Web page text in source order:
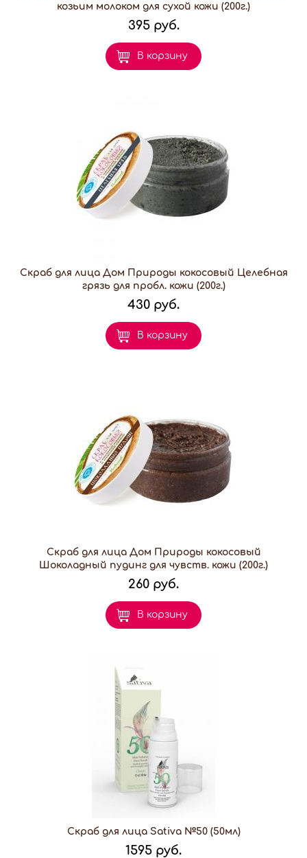
козьим молоком для сухой кожи (200г.)
395 руб.
В корзину
Скраб для лица Дом Природы кокосовый Целебная
грязь для пробл. кожи (200г.)
430 руб.
В корзину
Скраб для лица Дом Природы кокосовый
Шоколадный пудинг для чувств. кожи (200г.)
260 руб.
В корзину
Скраб для лица Sativa №50 (50мл)
1595 руб.